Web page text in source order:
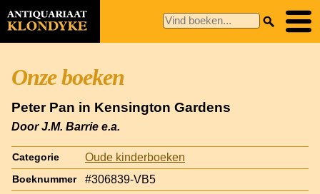
Onze boeken
Peter Pan in Kensington Gardens
Door J.M. Barrie e.a.
Categorie Oude kinderboeken
Boeknummer #306839-VB5